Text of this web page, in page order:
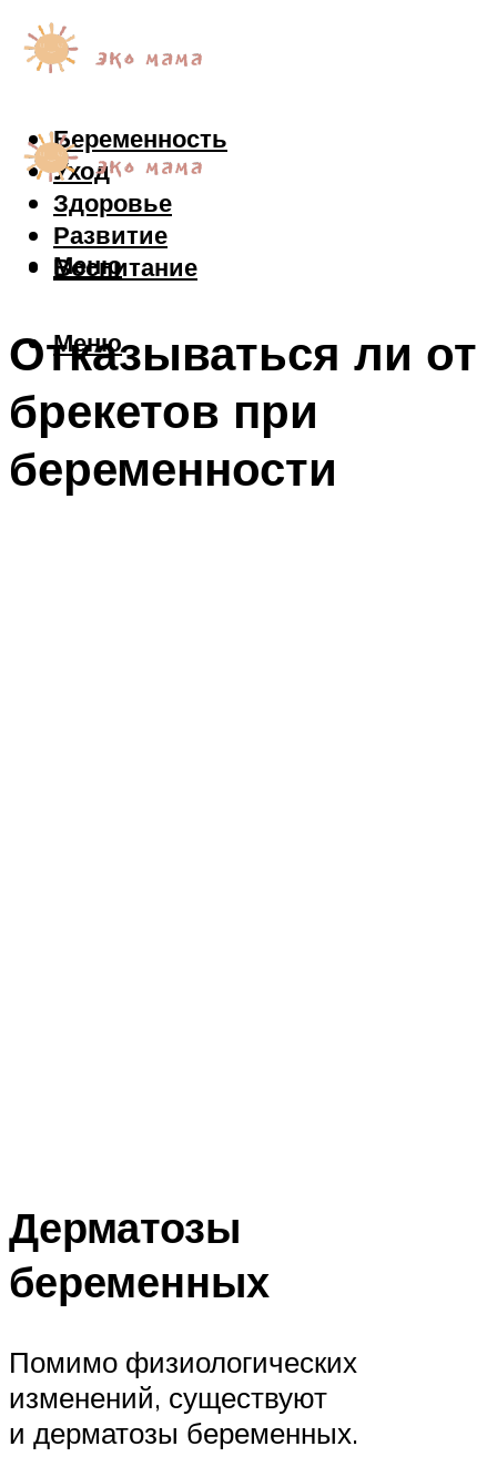
Беременность
Уход
Здоровье
Развитие
Воспитание
Меню
Меню
Отказываться ли от
брекетов при
беременности
Дерматозы
беременных
Помимо физиологических
изменений, существуют
и дерматозы беременных.